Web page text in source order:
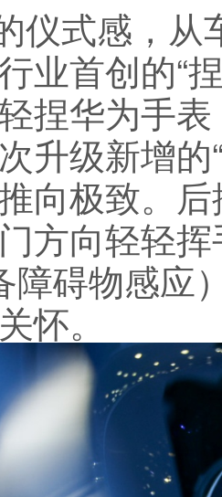
仪式感，
业首创的“
捏华为手
升级新增
向极致。
方向轻轻
障碍物感应
怀。